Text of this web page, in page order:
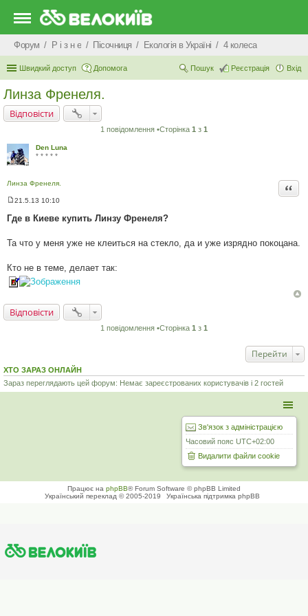
Форум Р i з н е Пісочниця Екологiя в Україні 4 колеса
Швидкий доступ Допомога Вхід
Реєстрація
Пошук
Линза Френеля.
Відповісти
1 повідомлення •Сторінка 1 з 1
Den Luna
* * * * *
Линза Френеля.
в
о
е
н
н
21.5.13 10:10
Где в Киеве купить Линзу Френеля?
Та что у меня уже не клеиться на стекло, да и уже изрядно покоцана.
Кто не в теме, делает так:
Відповісти
1 повідомлення •Сторінка 1 з 1
Перейти
ХТО ЗАРАЗ ОНЛАЙН
Зараз переглядають цей форум: Немає зареєстрованих користувачів і 2 гостей
Зв'язок з адміністрацією
Часовий пояс UTC+02:00
Видалити файли cookie
Працює на phpBB® Forum Software © phpBB Limited
Український переклад © 2005-2019
Українська підтримка phpBB